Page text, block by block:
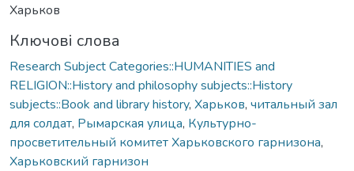
Харьков
Ключові слова
Research Subject Categories::HUMANITIES and
RELIGION::History and philosophy subjects::History
subjects::Book and library history, Харьков, читальный зал
для солдат, Рымарская улица, Культурно-
просветительный комитет Харьковского гарнизона,
Харьковский гарнизон